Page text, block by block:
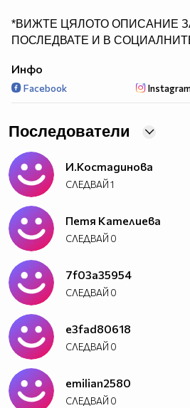
*ВИЖТЕ ЦЯЛОТО ОПИСАНИЕ
ПОСЛЕДВАТЕ И В
Инфо
Facebook
Последователи
И.Костадинова
СЛЕДВАЙ1
Петя Кателиева
СЛЕДВАЙ 0
7f03a35954
СЛЕДВАЙ 0
e3fad80618
СЛЕДВАЙ 0
emilian2580
СЛЕДВАЙ 0